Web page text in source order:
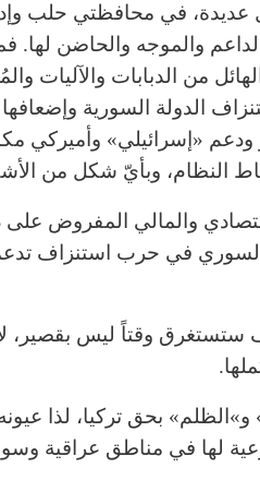
عديدة، في محافظتي حلب
والموجه والحاضن لها.
من الدبابات والآليات
الدولة السورية وإضعافها
ودعم «إسرائيلي» وأميركي
النظام، وبأيّ شكل من
والمالي المفروض
في حرب استنزاف
ستستغرق وقتاً ليس بقصير،
و»الظلم» بحق تركيا، لذا
لها في مناطق عراقية